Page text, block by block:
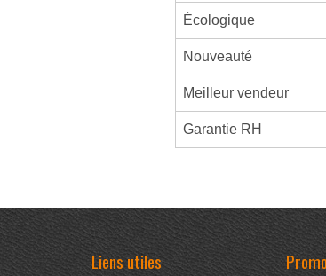
Écologique
Nouveauté
Meilleur vendeur
Garantie RH
Liens utiles